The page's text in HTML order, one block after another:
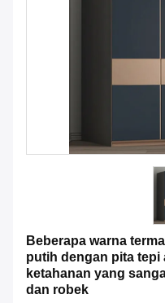
Beberapa warna
putih dengan pita tepi
ketahanan yang
dan robek